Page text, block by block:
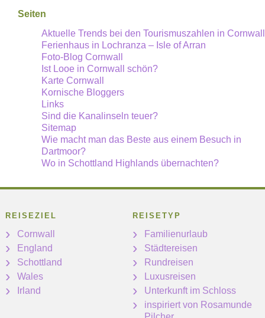
Seiten
Aktuelle Trends bei den Tourismuszahlen in Cornwall
Ferienhaus in Lochranza – Isle of Arran
Foto-Blog Cornwall
Ist Looe in Cornwall schön?
Karte Cornwall
Kornische Bloggers
Links
Sind die Kanalinseln teuer?
Sitemap
Wie macht man das Beste aus einem Besuch in
Dartmoor?
Wo in Schottland Highlands übernachten?
REISEZIEL
Cornwall
England
Schottland
Wales
Irland
REISETYP
Familienurlaub
Städtereisen
Rundreisen
Luxusreisen
Unterkunft im Schloss
inspiriert von Rosamunde